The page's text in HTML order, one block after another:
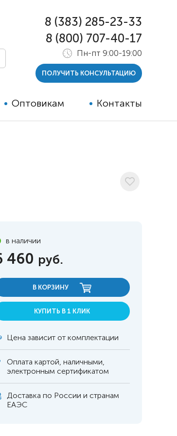
к ТСР
Оптовикам Контакты
8 (383) 285-23-33
8 (800) 707-40-17
Пн-пт 9:00-19:00
ПОЛУЧИТЬ КОНСУЛЬТАЦИЮ
в наличии
460 руб.
В КОРЗИНУ
КУПИТЬ В 1 КЛИК
Цена зависит от комплектации
Оплата картой, наличными,
электронным сертификатом
Доставка по России и странам
ЕАЭС